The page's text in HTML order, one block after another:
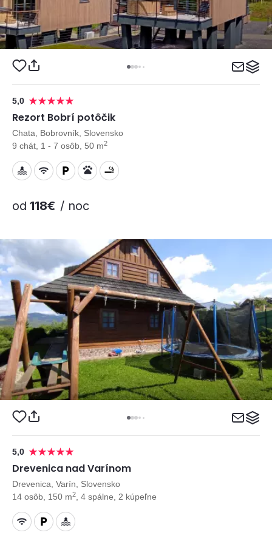
5,0
Rezort Bobrí potôčik
Chata, Bobrovník, Slovensko
9 chát, 1 - 7 osôb, 50 m2
od 118€ / noc
5,0
Drevenica nad Varínom
Drevenica, Varín, Slovensko
14 osôb, 150 m2 , 4 spálne, 2 kúpeľne